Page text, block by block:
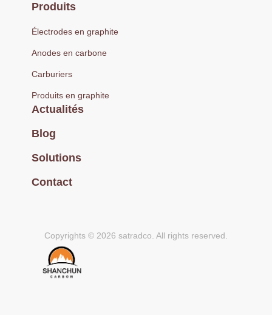
Produits
Électrodes en graphite
Anodes en carbone
Carburiers
Produits en graphite
Actualités
Blog
Solutions
Contact
Copyrights © 2026 satradco. All rights reserved.